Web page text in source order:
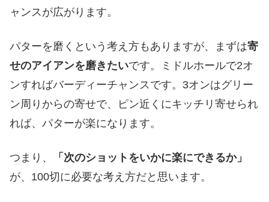
ャンスが広がります。
パターを磨くという考え方もありますが、まずは寄
せのアイアンを磨きたいです。ミドルホールで2オ
ンすればバーディーチャンスです。3オンはグリー
ン周りからの寄せで、ピン近くにキッチリ寄せられ
れば、パターが楽になります。
つまり、
「次のショットをいかに楽にできるか」
が、100切に必要な考え方だと思います。